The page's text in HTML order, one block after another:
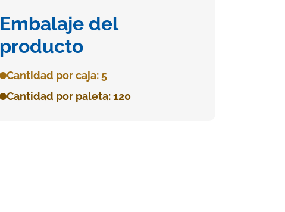
Embalaje del
producto
Cantidad por caja: 5
Cantidad por paleta: 120